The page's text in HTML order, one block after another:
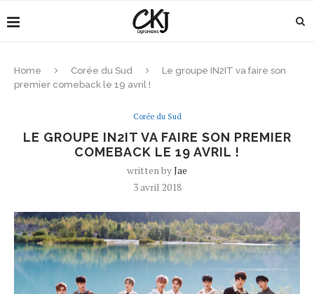
Home Corée du Sud
Le groupe IN2IT va faire son
premier comeback le 19 avril !
Corée du Sud
LE GROUPE IN2IT VA FAIRE SON PREMIER
COMEBACK LE 19 AVRIL !
written byJae
3 avril 2018